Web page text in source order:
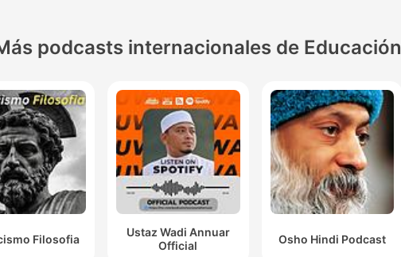
podcasts internacionales de Educación
Filosofia
Ustaz Wadi Annuar
Official
Osho Hindi Podcast